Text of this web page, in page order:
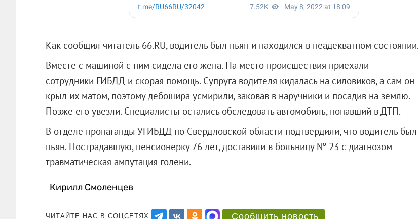
Как сообщил читатель 66.RU, водитель был пьян и находился в неадекватном состоянии.
Вместе с машиной с ним сидела его жена. На место происшествия приехали
сотрудники ГИБДД и скорая помощь. Супруга водителя кидалась на силовиков, а сам он
крыл их матом, поэтому дебошира усмирили, заковав в наручники и посадив на землю.
Позже его увезли. Специалисты остались обследовать автомобиль, попавший в ДТП.
В отделе пропаганды УГИБДД по Свердловской области подтвердили, что водитель был
пьян. Пострадавшую, пенсионерку 76 лет, доставили в больницу № 23 с диагнозом
травматическая ампутация голени.
Кирилл Смоленцев
ЧИТАЙТЕ НАС В СОЦСЕТЯХ: Сообщить новость